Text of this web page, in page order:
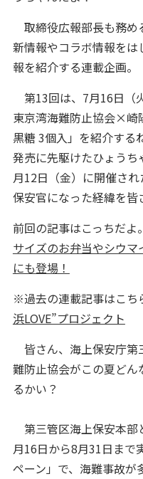
取締役広報部長も務め
新情報やコラボ情報を
報を紹介する連載企画。
第13回は、7月16日（
東京湾海難防止協会×崎
黒糖 3個入」を紹介する
発売に先駆けたひょう
月12日（金）に開催さ
保安官になった経緯を皆
前回の記事はこっちだよ。
サイズのお弁当やシウ
にも登場！
※過去の連載記事はこち
浜LOVE”プロジェクト
皆さん、海上保安庁第
難防止協会がこの夏どん
るかい？
第三管区海上保安本部
月16日から8月31日まで
ペーン」で、海難事故